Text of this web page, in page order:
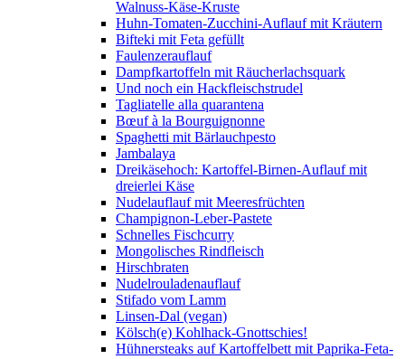
Walnuss-Käse-Kruste
Huhn-Tomaten-Zucchini-Auflauf mit Kräutern
Bifteki mit Feta gefüllt
Faulenzerauflauf
Dampfkartoffeln mit Räucherlachsquark
Und noch ein Hackfleischstrudel
Tagliatelle alla quarantena
Bœuf à la Bourguignonne
Spaghetti mit Bärlauchpesto
Jambalaya
Dreikäsehoch: Kartoffel-Birnen-Auflauf mit
dreierlei Käse
Nudelauflauf mit Meeresfrüchten
Champignon-Leber-Pastete
Schnelles Fischcurry
Mongolisches Rindfleisch
Hirschbraten
Nudelrouladenauflauf
Stifado vom Lamm
Linsen-Dal (vegan)
Kölsch(e) Kohlhack-Gnottschies!
Hühnersteaks auf Kartoffelbett mit Paprika-Feta-